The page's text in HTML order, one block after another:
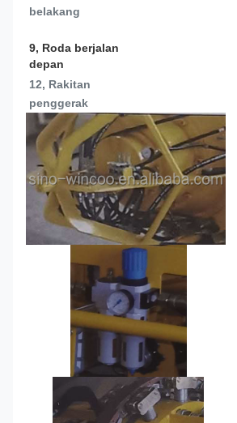
belakang
9, Roda berjalan
depan
12, Rakitan
penggerak